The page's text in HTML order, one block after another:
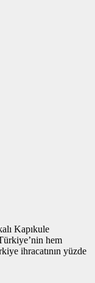
Kapıkule
hem
ihracatının yüzde